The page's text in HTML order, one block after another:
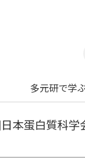
多元研で学
本蛋白質科学